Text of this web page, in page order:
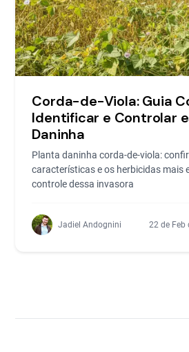
Corda-de-Viola: Guia
Identificar e Controlar
Daninha
Planta daninha corda-de-viola:
características e os herbicidas mais
controle dessa invasora
Jadiel Andognini 22 de Feb